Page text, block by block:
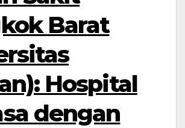
Barat
Hospital
dengan